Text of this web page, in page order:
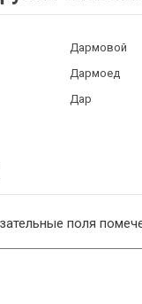
Дармовой
Дармоед
Дар
поля